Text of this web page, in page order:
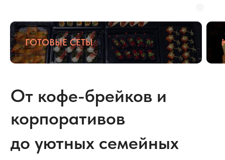
ГОТОВЫЕ СЕТЫ
Рассчитайте стоимость